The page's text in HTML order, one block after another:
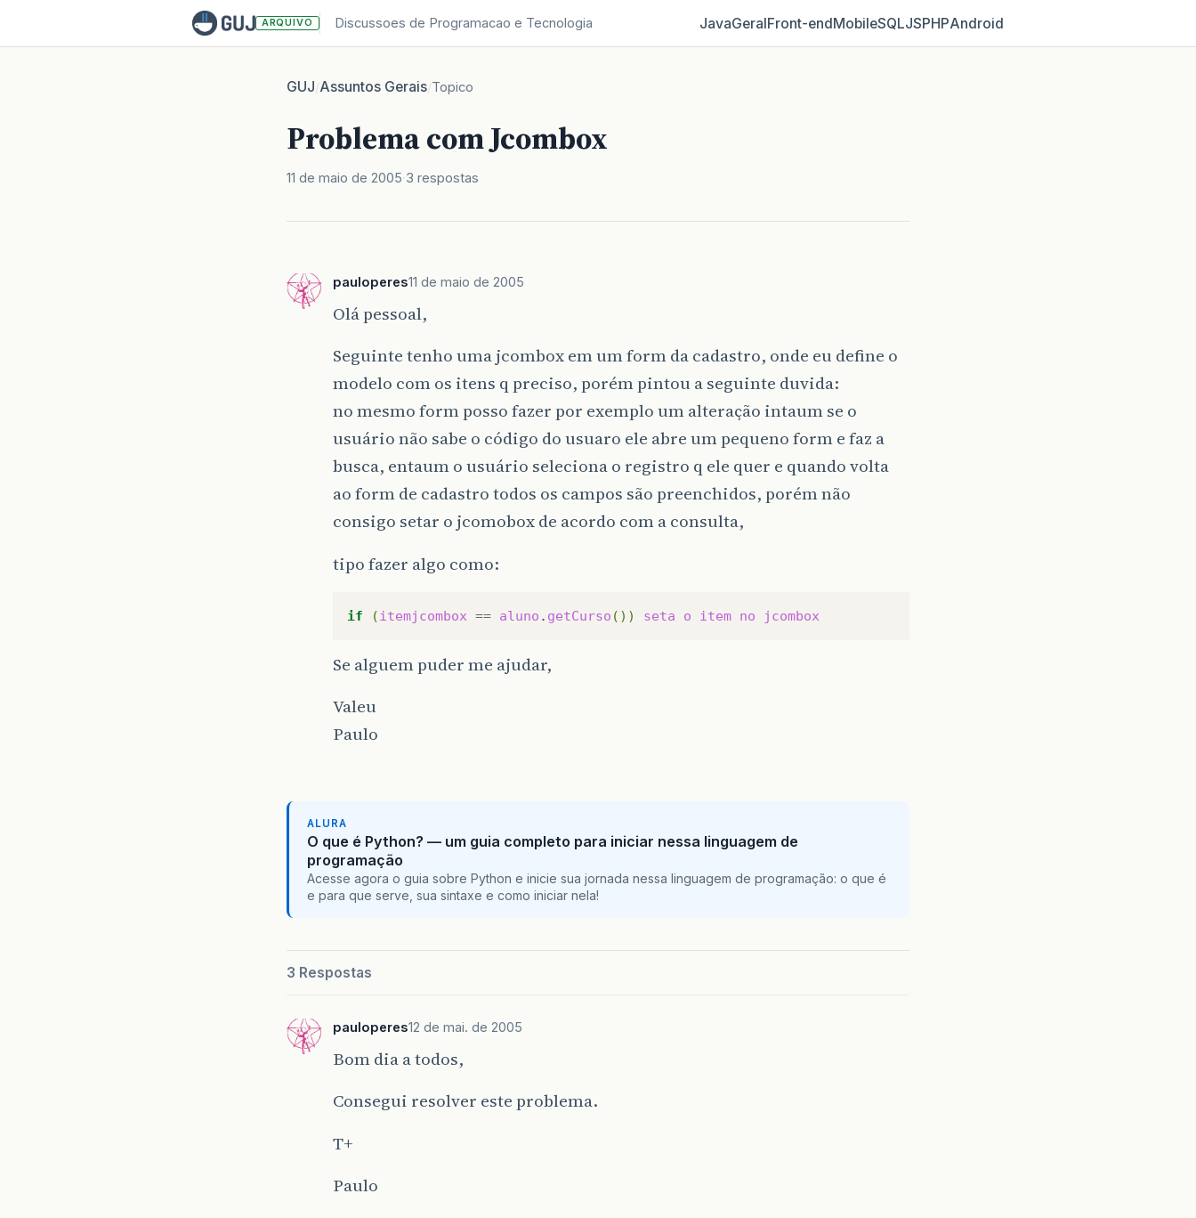
ARQUIVO Discussoes de Programacao e Tecnologia JavaGeralFront‑endMobileSQLJSPHPAndroid
GUJ/Assuntos Gerais/Topico
Problema com Jcombox
11 de maio de 2005 3 respostas
pauloperes11 de maio de 2005
Olá pessoal,
Seguinte tenho uma jcombox em um form da cadastro, onde eu define o
modelo com os itens q preciso, porém pintou a seguinte duvida:
no mesmo form posso fazer por exemplo um alteração intaum se o
usuário não sabe o código do usuaro ele abre um pequeno form e faz a
busca, entaum o usuário seleciona o registro q ele quer e quando volta
ao form de cadastro todos os campos são preenchidos, porém não
consigo setar o jcomobox de acordo com a consulta,
tipo fazer algo como:
if ( itemjcombox == aluno . getCurso ()) seta o item no jcombox
Se alguem puder me ajudar,
Valeu
Paulo
ALURA
O que é Python? — um guia completo para iniciar nessa linguagem de
programação
Acesse agora o guia sobre Python e inicie sua jornada nessa linguagem de programação: o que é
e para que serve, sua sintaxe e como iniciar nela!
3 Respostas
pauloperes12 de mai. de 2005
Bom dia a todos,
Consegui resolver este problema.
T+
Paulo